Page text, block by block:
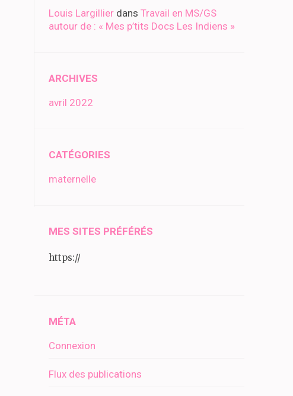
Louis Largillier dans Travail en MS/GS
autour de : « Mes p’tits Docs Les Indiens »
ARCHIVES
avril 2022
CATÉGORIES
maternelle
MES SITES PRÉFÉRÉS
https://
MÉTA
Connexion
Flux des publications